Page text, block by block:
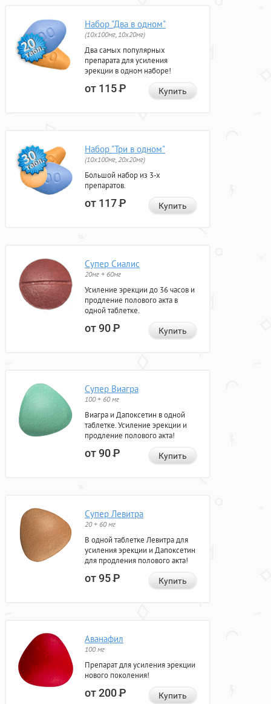
Набор "Два в одном"
(10x100мг, 10x20мг)
Два самых популярных
препарата для усиления
эрекции в одном наборе!
от 115Р Купить
Набор "Три в одном"
(10x100мг, 20x20мг)
Большой набор из 3-х
препаратов.
от 117Р Купить
Супер Сиалис
20мг + 60мг
Усиление эрекции до 36 часов и
продление полового акта в
одной таблетке.
от 90Р Купить
Супер Виагра
100 + 60 мг
Виагра и Дапоксетин в одной
таблетке. Усиление эрекции и
продление полового акта!
от 90Р Купить
Супер Левитра
20 + 60 мг
В одной таблетке Левитра для
усиления эрекции и Дапоксетин
для продления полового акта!
от 95Р Купить
Аванафил
100 мг
Препарат для усиления эрекции
нового поколения!
от 200Р Купить